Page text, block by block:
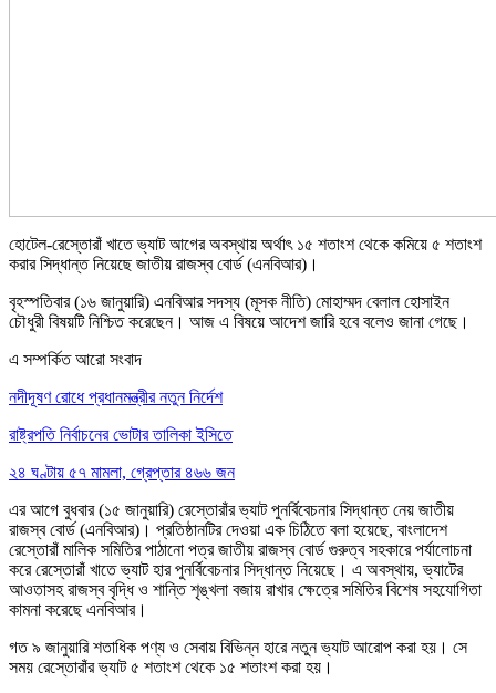
হোটেল-রেস্তোরাঁ খাতে ভ্যাট আগের অবস্থায় অর্থাৎ ১৫ শতাংশ থেকে কমিয়ে ৫ শতাংশ
করার সিদ্ধান্ত নিয়েছে জাতীয় রাজস্ব বোর্ড (এনবিআর)।
বৃহস্পতিবার (১৬ জানুয়ারি) এনবিআর সদস্য (মূসক নীতি) মোহাম্মদ বেলাল হোসাইন
চৌধুরী বিষয়টি নিশ্চিত করেছেন। আজ এ বিষয়ে আদেশ জারি হবে বলেও জানা গেছে।
এ সম্পর্কিত আরো সংবাদ
নদীদূষণ রোধে প্রধানমন্ত্রীর নতুন নির্দেশ
রাষ্ট্রপতি নির্বাচনের ভোটার তালিকা ইসিতে
২৪ ঘণ্টায় ৫৭ মামলা, গ্রেপ্তার ৪৬৬ জন
এর আগে বুধবার (১৫ জানুয়ারি) রেস্তোরাঁর ভ্যাট পুনর্বিবেচনার সিদ্ধান্ত নেয় জাতীয়
রাজস্ব বোর্ড (এনবিআর)। প্রতিষ্ঠানটির দেওয়া এক চিঠিতে বলা হয়েছে, বাংলাদেশ
রেস্তোরাঁ মালিক সমিতির পাঠানো পত্র জাতীয় রাজস্ব বোর্ড গুরুত্ব সহকারে পর্যালোচনা
করে রেস্তোরাঁ খাতে ভ্যাট হার পুনর্বিবেচনার সিদ্ধান্ত নিয়েছে। এ অবস্থায়, ভ্যাটের
আওতাসহ রাজস্ব বৃদ্ধি ও শান্তি শৃঙ্খলা বজায় রাখার ক্ষেত্রে সমিতির বিশেষ সহযোগিতা
কামনা করেছে এনবিআর।
গত ৯ জানুয়ারি শতাধিক পণ্য ও সেবায় বিভিন্ন হারে নতুন ভ্যাট আরোপ করা হয়। সে
সময় রেস্তোরাঁর ভ্যাট ৫ শতাংশ থেকে ১৫ শতাংশ করা হয়।